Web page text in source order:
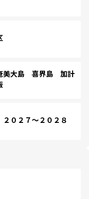
大島 喜界島 加計
０２７～２０２８